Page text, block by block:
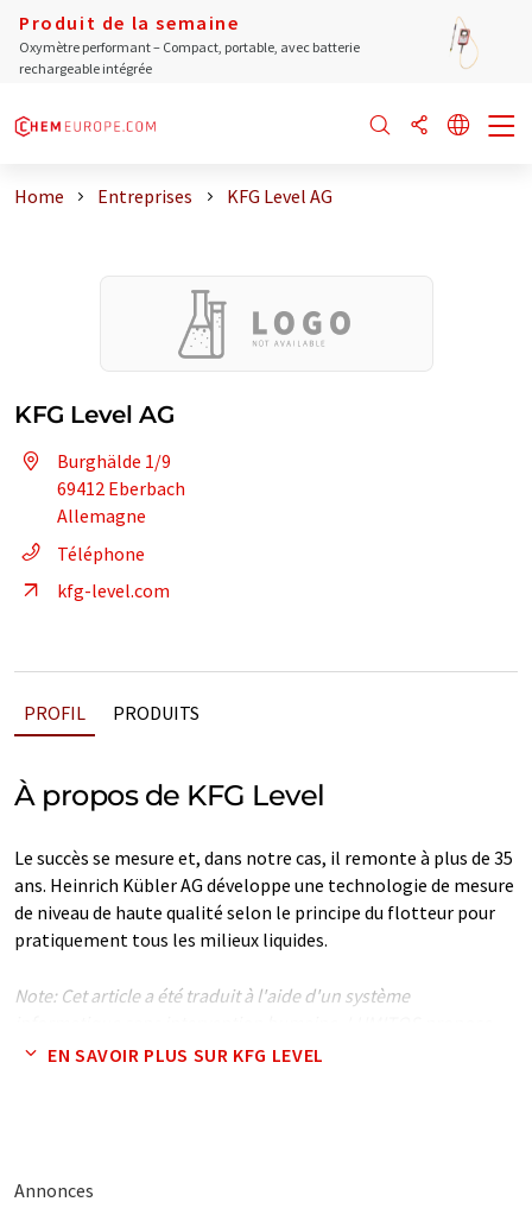
Produit de la semaine
Oxymètre performant – Compact, portable, avec batterie
rechargeable intégrée
Home Entreprises KFG Level AG
KFG Level AG
Burghälde 1/9
69412 Eberbach
Allemagne
Téléphone
kfg-level.com
PROFIL PRODUITS
À propos de KFG Level
Le succès se mesure et, dans notre cas, il remonte à plus de 35
ans. Heinrich Kübler AG développe une technologie de mesure
de niveau de haute qualité selon le principe du flotteur pour
pratiquement tous les milieux liquides.
Note: Cet article a été traduit à l'aide d'un système
ces traductions automatiques pour présenter un plus large
EN SAVOIR PLUS SUR KFG LEVEL
Annonces